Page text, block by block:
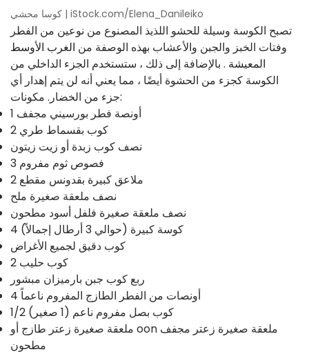
كوسا محشي | iStock.com/Elena_Danileiko
تصبح الكوسة وسيلة للحشو اللذيذ المصنوع من نوعين من الفطر
وفتات الخبز والجبن والأعشاب بهذه الوصفة من الغرب الأوسط
المعيشة . بالإضافة إلى ذلك ، ستستخدم الجزء الداخلي من
الكوسة كجزء من الحشوة أيضًا ، مما يعني أنه لن يتم إهدار أي
جزء من الخضار. مكونات:
1 أونصة فطر بورسيني مجفف
2 كوب بقسماط طري
نصف كوب زبدة أو زيت زيتون
3 فصوص ثوم مفروم
2 ملاعق كبيرة بقدونس مقطع
نصف ملعقة صغيرة ملح
نصف ملعقة صغيرة فلفل أسود مطحون
4 كوسة كبيرة (حوالي 3 أرطال إجمالاً)
كوب دقيق لجميع الأغراض
2 كوب حليب
ربع كوب جبن بارميزان مبشور
4 أونصات من الفطر الطازج المفروم ناعماً
1/2 كوب بصل مفروم ناعم (1 صغير)
ملعقة صغيرة زعتر طازج أو oon ملعقة صغيرة زعتر مجفف
مطحون